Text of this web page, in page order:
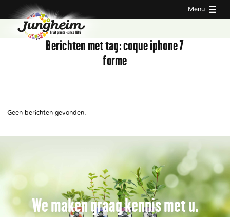
Menu
Berichten met tag:coque iphone 7
forme
Geen berichten gevonden.
We maken graag kennis met u.